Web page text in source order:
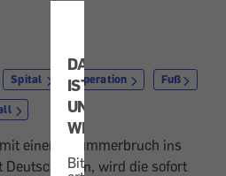
DATENSCHUTZ
IST
UNS
WICHTIG!
Bitte
Spital Operation Fuß
einem Trümmerbruch ins
Deutsch kann, wird die sofort